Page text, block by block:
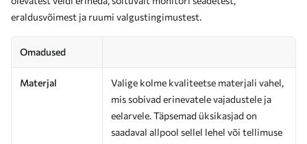
eraldusvõimest ja ruumi valgustingimustest.
Omadused
Materjal
Valige kolme kvaliteetse materjali vahel,
mis sobivad erinevatele vajadustele ja
eelarvele. Täpsemad üksikasjad on
saadaval allpool sellel lehel või tellimuse